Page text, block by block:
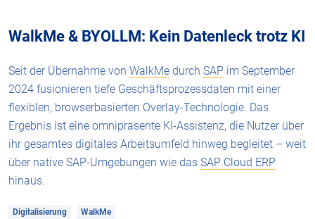
WalkMe & BYOLLM: Kein Datenleck trotz KI
Seit der Übernahme von WalkMe durch SAP im September
2024 fusionieren tiefe Geschäftsprozessdaten mit einer
flexiblen, browserbasierten Overlay-Technologie. Das
Ergebnis ist eine omnipräsente KI-Assistenz, die Nutzer über
ihr gesamtes digitales Arbeitsumfeld hinweg begleitet – weit
über native SAP-Umgebungen wie das SAP Cloud ERP
hinaus.
Digitalisierung WalkMe